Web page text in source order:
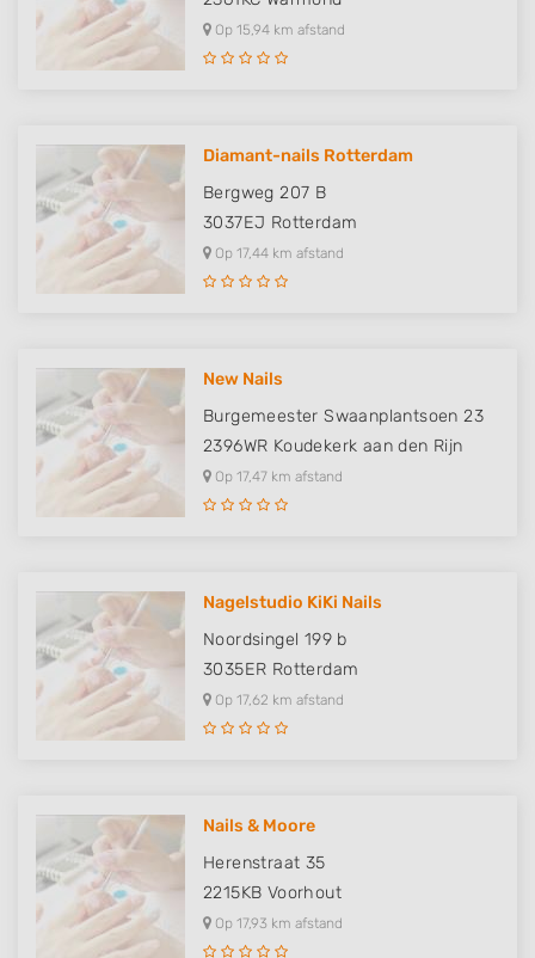
Op 15,94 km afstand
Diamant-nails Rotterdam
Bergweg 207 B
3037EJ Rotterdam
Op 17,44 km afstand
New Nails
Burgemeester Swaanplantsoen 23
2396WR Koudekerk aan den Rijn
Op 17,47 km afstand
Nagelstudio KiKi Nails
Noordsingel 199 b
3035ER Rotterdam
Op 17,62 km afstand
Nails & Moore
Herenstraat 35
2215KB Voorhout
Op 17,93 km afstand